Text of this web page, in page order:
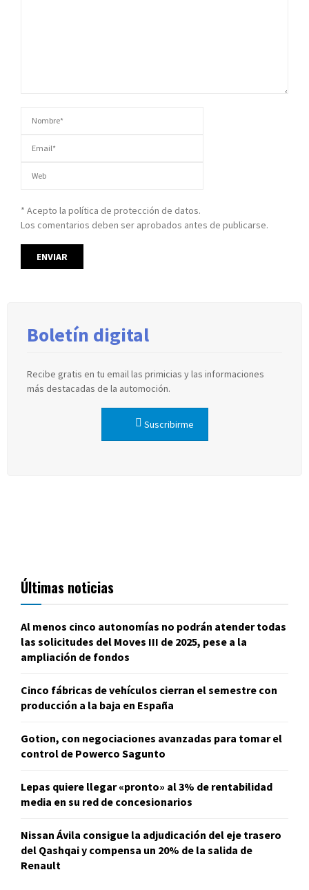
* Acepto la política de protección de datos.
Los comentarios deben ser aprobados antes de publicarse.
Boletín digital
Recibe gratis en tu email las primicias y las informaciones
más destacadas de la automoción.
Suscribirme
Últimas noticias
Al menos cinco autonomías no podrán atender todas
las solicitudes del Moves III de 2025, pese a la
ampliación de fondos
Cinco fábricas de vehículos cierran el semestre con
producción a la baja en España
Gotion, con negociaciones avanzadas para tomar el
control de Powerco Sagunto
Lepas quiere llegar «pronto» al 3% de rentabilidad
media en su red de concesionarios
Nissan Ávila consigue la adjudicación del eje trasero
del Qashqai y compensa un 20% de la salida de
Renault